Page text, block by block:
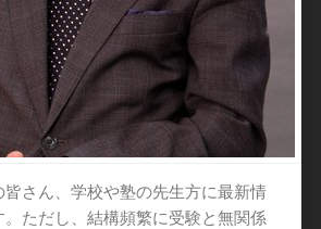
皆さん、学校や塾の先生方に最新情
ただし、結構頻繁に受験と無関係